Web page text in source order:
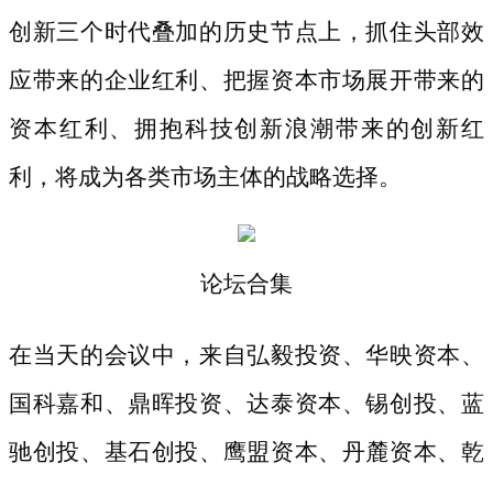
创新三个时代叠加的历史节点上，抓住头部效
应带来的企业红利、把握资本市场展开带来的
资本红利、拥抱科技创新浪潮带来的创新红
利，将成为各类市场主体的战略选择。
论坛合集
在当天的会议中，来自弘毅投资、华映资本、
国科嘉和、鼎晖投资、达泰资本、锡创投、蓝
驰创投、基石创投、鹰盟资本、丹麓资本、乾